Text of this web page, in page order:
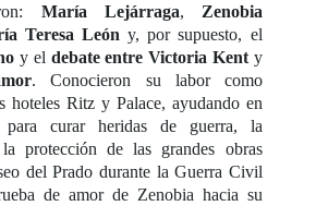
María Lejárraga, Zenobia
Teresa León y, por supuesto, el
y el debate entre Victoria Kent y
. Conocieron su labor como
hoteles Ritz y Palace, ayudando en
para curar heridas de guerra, la
protección de las grandes obras
del Prado durante la Guerra Civil
de amor de Zenobia hacia su